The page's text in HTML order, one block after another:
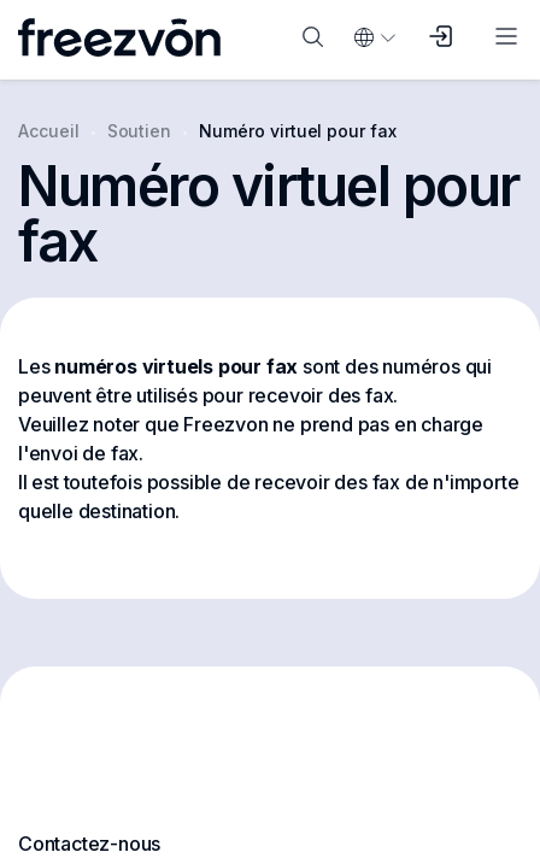
Accueil Soutien Numéro virtuel pour fax
Numéro virtuel pour
fax
Les numéros virtuels pour fax sont des numéros qui
peuvent être utilisés pour recevoir des fax.
Veuillez noter que Freezvon ne prend pas en charge
l'envoi de fax.
Il est toutefois possible de recevoir des fax de n'importe
quelle destination.
Contactez-nous